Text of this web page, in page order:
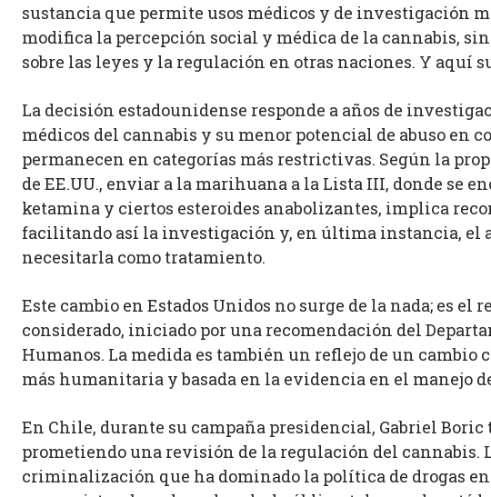
sustancia que permite usos médicos y de investigación
modifica la percepción social y médica de la cannabis,
sobre las leyes y la regulación en otras naciones. Y aquí
La decisión estadounidense responde a años de
médicos del cannabis y su menor potencial de abuso en
permanecen en categorías más restrictivas. Según la
de EE.UU., enviar a la marihuana a la Lista III, donde se
ketamina y ciertos esteroides anabolizantes, implica
facilitando así la investigación y, en última instancia, el
necesitarla como tratamiento.
Este cambio en Estados Unidos no surge de la nada; es el
considerado, iniciado por una recomendación del
Humanos. La medida es también un reflejo de un
más humanitaria y basada en la evidencia en el manejo
En Chile, durante su campaña presidencial, Gabriel
prometiendo una revisión de la regulación del cannabis.
criminalización que ha dominado la política de drogas